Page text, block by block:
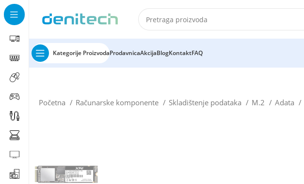
Kategorije ProizvodaProdavnicaAkcijaBlogKontaktFAQ
Početna Računarske komponente Skladištenje podataka M.2 Adata